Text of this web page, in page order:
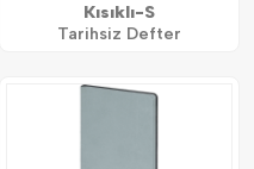
Kısıklı-S
Tarihsiz Defter